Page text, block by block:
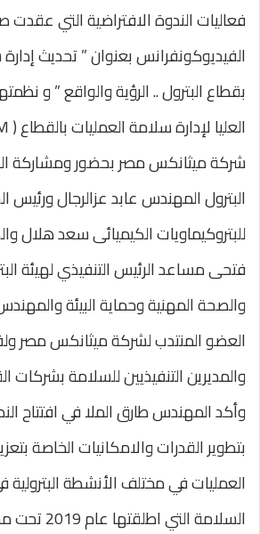
فعاليات الندوة الافتراضية التي عقدت
الفيديوكونفرانس بعنوان ” تحديث
بقطاع البترول .. الرؤية والواقع ” و
شركة ميثانكس مصر بحضور ومشاركة
البترول المهندس عابد عزالرجال ورئيس
للبتروكيماويات الكيميائى سعد هلال
فتحى مساعد الرئيس التنفيذي لهيئة
والصحة المهنية وحماية البيئة
العضو المنتدب لشركة ميثانكس مصر
والمديرين التنفيذيين للسلامة بشركات
وأكد المهندس طارق الملا في افتتاح
بتطوير القدرات والامكانيات الخاصة
العمليات في مختلف الأنشطة البترولية
السلامة